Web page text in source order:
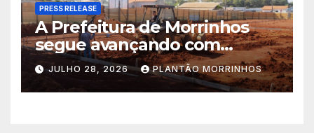
PRESS RELEASE
A Prefeitura de Morrinhos
segue avançando com
importantes investimentos
no Setor Arca de Noé.
JULHO 28, 2026 PLANTÃO MORRINHOS